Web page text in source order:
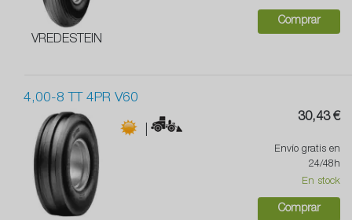
VREDESTEIN
Comprar
4,00-8 TT 4PR V60
|
30,43 €
Envío gratis en
24/48h
En stock
Comprar